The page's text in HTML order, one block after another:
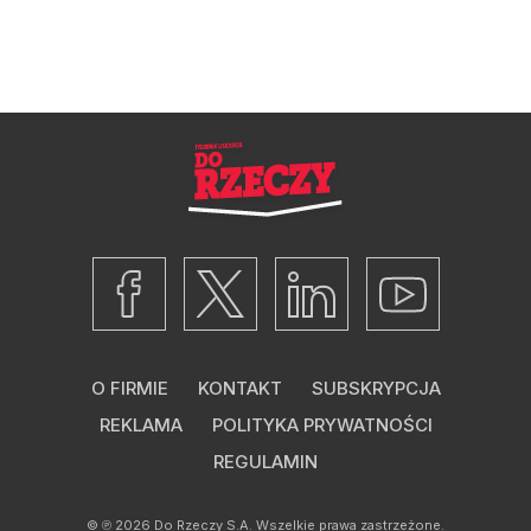
O FIRMIE KONTAKT
SUBSKRYPCJA
REKLAMA
POLITYKA PRYWATNOŚCI
REGULAMIN
© ℗ 2026 Do Rzeczy S.A. Wszelkie prawa zastrzeżone.